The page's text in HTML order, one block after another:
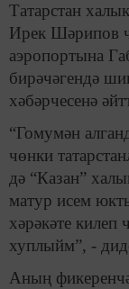
Татарстан
Ирек Шәрипов
аэропортына
бирәчәгендә
хәбәрчесенә
“Гомумән
чөнки
дә “Казан”
матур исем
хәрәкәте килеп
хуплыйм”, -
Аның